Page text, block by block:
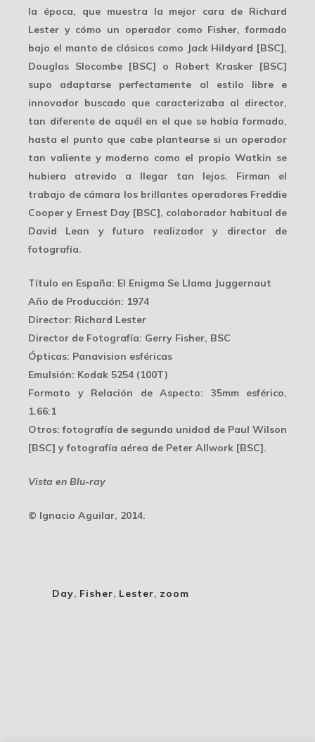
la época, que muestra la mejor cara de Richard
Lester y cómo un operador como Fisher, formado
bajo el manto de clásicos como Jack Hildyard [BSC],
Douglas Slocombe [BSC] o Robert Krasker [BSC]
supo adaptarse perfectamente al estilo libre e
innovador buscado que caracterizaba al director,
tan diferente de aquél en el que se había formado,
hasta el punto que cabe plantearse si un operador
tan valiente y moderno como el propio Watkin se
hubiera atrevido a llegar tan lejos. Firman el
trabajo de cámara los brillantes operadores Freddie
Cooper y Ernest Day[BSC], colaborador habitual de
David Lean y futuro realizador y director de
fotografía.
Título en España: El Enigma Se Llama Juggernaut
Año de Producción: 1974
Director: Richard Lester
Director de Fotografía: Gerry Fisher, BSC
Ópticas: Panavision esféricas
Emulsión: Kodak 5254 (100T)
Formato y Relación de Aspecto: 35mm esférico,
1.66:1
Otros: fotografía de segunda unidad de Paul Wilson
[BSC] y fotografía aérea de Peter Allwork [BSC].
Vista en Blu-ray
© Ignacio Aguilar, 2014.
Day, Fisher, Lester, zoom